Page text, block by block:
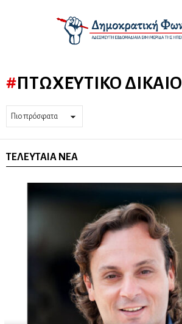
ΠΤΩΧΕΥΤΙΚΌ ΔΊΚΑΙΟ
ΤΕΛΕΥΤΑΊΑ ΝΈΑ